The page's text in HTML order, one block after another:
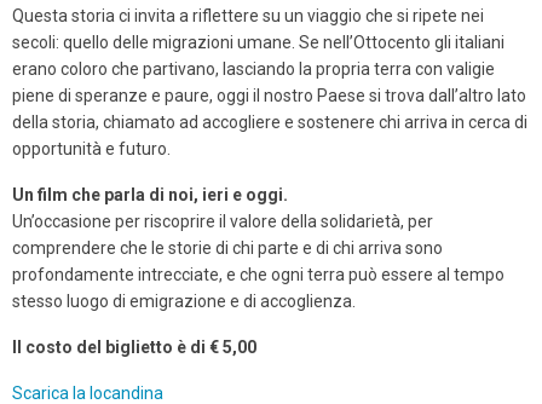
Questa storia ci invita a riflettere su un viaggio che si ripete nei
secoli: quello delle migrazioni umane. Se nell’Ottocento gli italiani
erano coloro che partivano, lasciando la propria terra con valigie
piene di speranze e paure, oggi il nostro Paese si trova dall’altro lato
della storia, chiamato ad accogliere e sostenere chi arriva in cerca di
opportunità e futuro.
Un film che parla di noi, ieri e oggi.
Un’occasione per riscoprire il valore della solidarietà, per
comprendere che le storie di chi parte e di chi arriva sono
profondamente intrecciate, e che ogni terra può essere al tempo
stesso luogo di emigrazione e di accoglienza.
Il costo del biglietto è di € 5,00
Scarica la locandina